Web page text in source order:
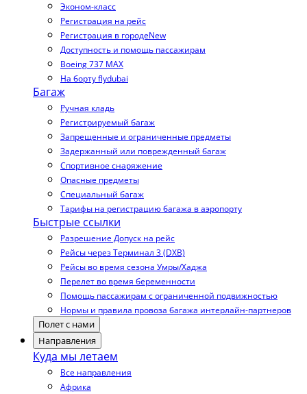
Эконом-класс
Регистрация на рейс
Регистрация в городеNew
Доступность и помощь пассажирам
Boeing 737 MAX
На борту flydubai
Багаж
Ручная кладь
Регистрируемый багаж
Запрещенные и ограниченные предметы
Задержанный или поврежденный багаж
Спортивное снаряжение
Опасные предметы
Специальный багаж
Тарифы на регистрацию багажа в аэропорту
Быстрые ссылки
Разрешение Допуск на рейс
Рейсы через Терминал 3 (DXB)
Рейсы во время сезона Умры/Хаджа
Перелет во время беременности
Помощь пассажирам с ограниченной подвижностью
Нормы и правила провоза багажа интерлайн-партнеров
Полет с нами
Направления
Куда мы летаем
Все направления
Африка